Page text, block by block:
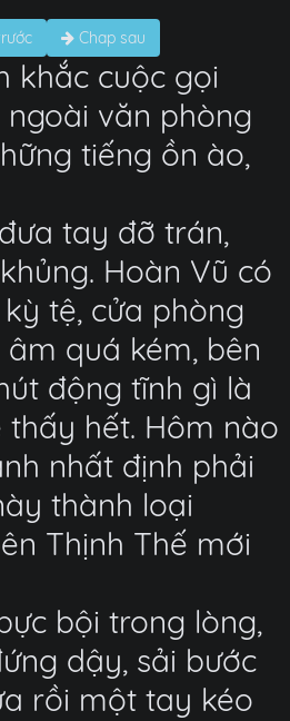
Chap sau
khắc cuộc gọi
văn phòng
tiếng ồn ào,
tay đỡ trán,
Hoàn Vũ có
tệ, cửa phòng
quá kém, bên
động tĩnh gì là
thấy hết. Hôm nào
nhất định phải
thành loại
Thịnh Thế mới
bội trong lòng,
dậy, sải bước
rồi một tay kéo